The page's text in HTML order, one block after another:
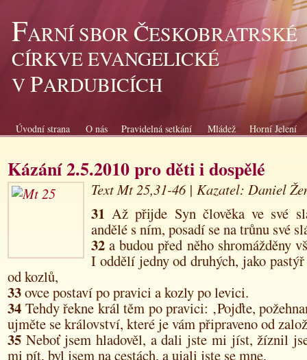
FARNÍ SBOR ČESKOBRATRSKÉ
CÍRKVE EVANGELICKÉ
VPARDUBICÍCH
Úvodní strana O nás Pravidelná setkání Mládež Horní Jelení
Kázání 2.5.2010 pro děti i dospělé
Text Mt 25,31-46 | Kazatel: Daniel
31 Až přijde Syn člověka ve své
andělé s ním, posadí se na trůnu své
32 a budou před něho shromážděny
I oddělí jedny od druhých, jako
od kozlů,
33ovce postaví po pravici a kozly po levici.
34 Tehdy řekne král těm po pravici: ‚Pojďte,
ujměte se království, které je vám připraveno od
35 Neboť jsem hladověl, a dali jste mi jíst, žíznil
mi pít, byl jsem na cestách, a ujali jste se mne,